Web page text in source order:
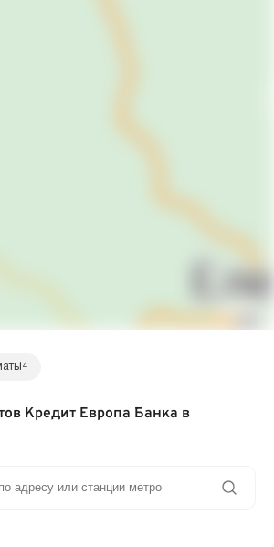
14
Кредит Европа Банка в